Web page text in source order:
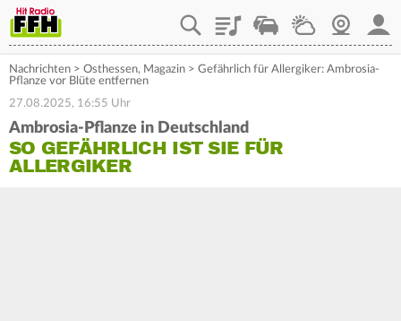
PlaylistStaupilotWetterWebcam
Nachrichten > Osthessen, Magazin > Gefährlich für Allergiker: Ambrosia-
Pflanze vor Blüte entfernen
27.08.2025, 16:55 Uhr
Ambrosia-Pflanze in Deutschland
SO GEFÄHRLICH IST SIE FÜR
ALLERGIKER